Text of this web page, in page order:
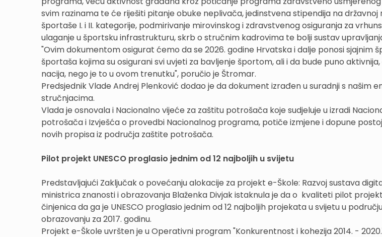
svim razinama te će riješiti pitanje obuke neplivača, jedinstvena stipendija na državnoj
športaše I. i II. kategorije, podmirivanje mirovinskog i zdravstvenog osiguranja za
ulaganje u športsku infrastrukturu, skrb o stručnim kadrovima te bolji sustav
"Ovim dokumentom osigurat ćemo da se 2026. godine Hrvatska i dalje ponosi sjajnim
športaša kojima su osigurani svi uvjeti za bavljenje športom, ali i da bude puno
nacija, nego je to u ovom trenutku", poručio je Štromar.
Predsjednik Vlade Andrej Plenković dodao je da dokument izrađen u suradnji s našim
stručnjacima.
Vlada je osnovala i Nacionalno vijeće za zaštitu potrošača koje sudjeluje u izradi
potrošača i Izvješća o provedbi Nacionalnog programa, potiče izmjene i dopune
novih propisa iz područja zaštite potrošača.
Pilot projekt UNESCO proglasio jednim od 12 najboljih u svijetu
Predstavljajući Zaključak o povećanju alokacije za projekt e-Škole: Razvoj sustava
ministrica znanosti i obrazovanja Blaženka Divjak istaknula je da o kvaliteti pilot
činjenica da ga je UNESCO proglasio jednim od 12 najboljih projekata u svijetu u
obrazovanju za 2017. godinu.
Projekt e-Škole uvršten je u Operativni program "Konkurentnost i kohezija 2014. -